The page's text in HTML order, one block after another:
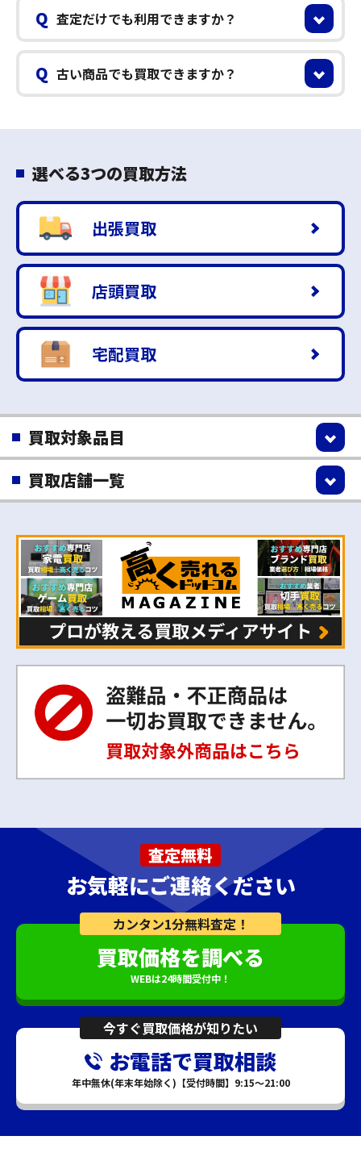
Q 査定だけでも利用できますか？
Q 古い商品でも買取できますか？
選べる3つの買取方法
出張買取
店頭買取
宅配買取
買取対象品目
買取店舗一覧
査定無料
お気軽にご連絡ください
カンタン1分無料査定！
買取価格を調べる
WEBは24時間受付中！
今すぐ買取価格が知りたい
お電話で買取相談
年中無休(年末年始除く)【受付時間】9:15～21:00